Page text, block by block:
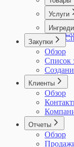
Услуги
Закупки
Обзор
Список
Клиенты
Обзор
Отчеты
Обзор